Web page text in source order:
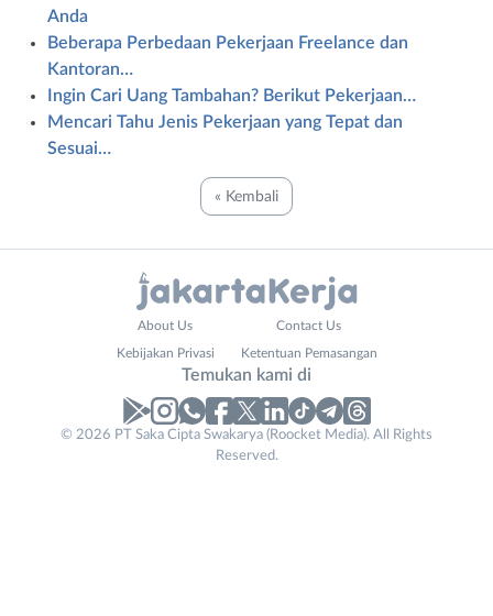
Anda
Beberapa Perbedaan Pekerjaan Freelance dan
Kantoran…
Ingin Cari Uang Tambahan? Berikut Pekerjaan…
Mencari Tahu Jenis Pekerjaan yang Tepat dan
Sesuai…
« Kembali
About Us Contact Us
Kebijakan Privasi Ketentuan Pemasangan
Temukan kami di
© 2026 PT Saka Cipta Swakarya (Roocket Media). All Rights
Reserved.